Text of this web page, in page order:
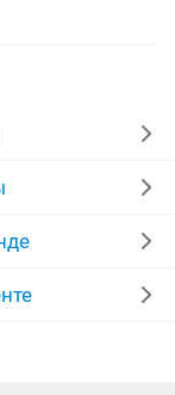
выездом